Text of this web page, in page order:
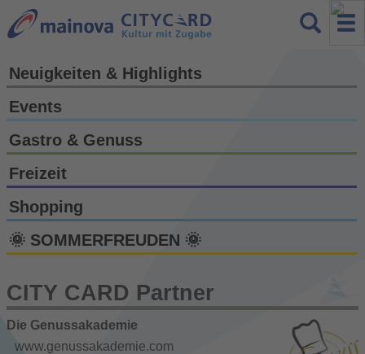
Neuigkeiten & Highlights
Events
Gastro & Genuss
Freizeit
Shopping
🌞 SOMMERFREUDEN 🌞
CITY CARD Partner
Die Genussakademie
www.genussakademie.com